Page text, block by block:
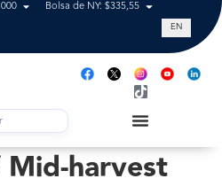
Bolsa de NY: $335,55 Tasa de
EN
harvest